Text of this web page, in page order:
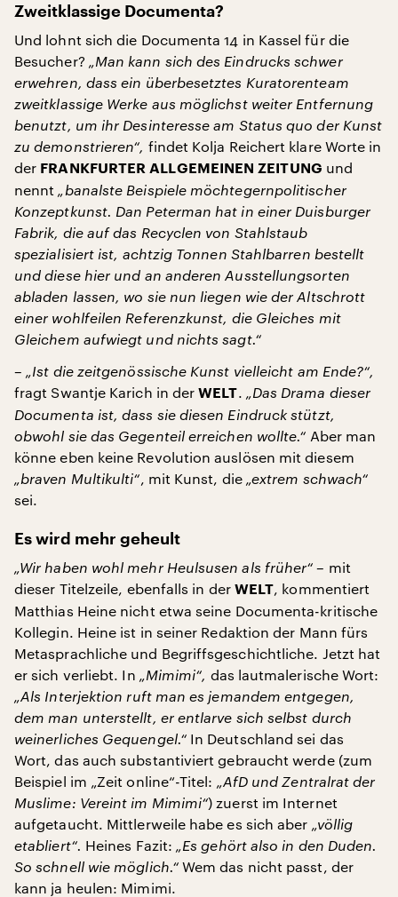
Zweitklassige Documenta?
Und lohnt sich die Documenta 14 in Kassel für die
Besucher? „Man kann sich des Eindrucks schwer
erwehren, dass ein überbesetztes Kuratorenteam
zweitklassige Werke aus möglichst weiter Entfernung
benutzt, um ihr Desinteresse am Status quo der Kunst
zu demonstrieren“, findet Kolja Reichert klare Worte in
der FRANKFURTER ALLGEMEINEN ZEITUNG und
nennt „banalste Beispiele möchtegernpolitischer
Konzeptkunst. Dan Peterman hat in einer Duisburger
Fabrik, die auf das Recyclen von Stahlstaub
spezialisiert ist, achtzig Tonnen Stahlbarren bestellt
und diese hier und an anderen Ausstellungsorten
abladen lassen, wo sie nun liegen wie der Altschrott
einer wohlfeilen Referenzkunst, die Gleiches mit
Gleichem aufwiegt und nichts sagt.“
– „Ist die zeitgenössische Kunst vielleicht am Ende?“,
fragt Swantje Karich in derWELT. „Das Drama dieser
Documenta ist, dass sie diesen Eindruck stützt,
obwohl sie das Gegenteil erreichen wollte.“ Aber man
könne eben keine Revolution auslösen mit diesem
„braven Multikulti“, mit Kunst, die „extrem schwach“
sei.
Es wird mehr geheult
„Wir haben wohl mehr Heulsusen als früher“ – mit
dieser Titelzeile, ebenfalls in der WELT, kommentiert
Matthias Heine nicht etwa seine Documenta-kritische
Kollegin. Heine ist in seiner Redaktion der Mann fürs
Metasprachliche und Begriffsgeschichtliche. Jetzt hat
er sich verliebt. In „Mimimi“, das lautmalerische Wort:
„Als Interjektion ruft man es jemandem entgegen,
dem man unterstellt, er entlarve sich selbst durch
weinerliches Gequengel.“In Deutschland sei das
Wort, das auch substantiviert gebraucht werde (zum
Beispiel im „Zeit online“-Titel: „AfD und Zentralrat der
Muslime: Vereint im Mimimi“) zuerst im Internet
aufgetaucht. Mittlerweile habe es sich aber „völlig
etabliert“. Heines Fazit: „Es gehört also in den Duden.
So schnell wie möglich.“Wem das nicht passt, der
kann ja heulen: Mimimi.